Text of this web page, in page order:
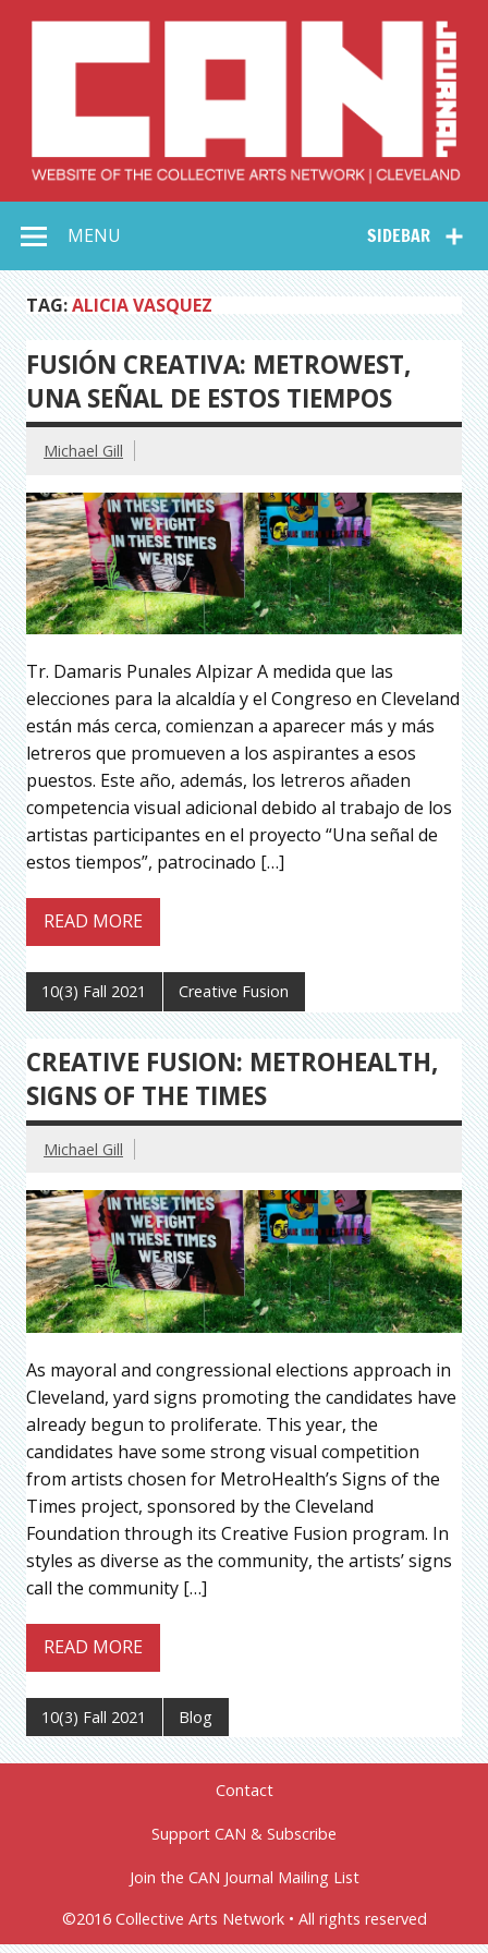
Collective Arts
Network –
CAN Journal
SIDEBAR
MENU
TAG:ALICIA VASQUEZ
FUSIÓN CREATIVA: METROWEST,
UNA SEÑAL DE ESTOS TIEMPOS
Michael Gill
Tr. Damaris Punales Alpizar A medida que las
elecciones para la alcaldía y el Congreso en Cleveland
están más cerca, comienzan a aparecer más y más
letreros que promueven a los aspirantes a esos
puestos. Este año, además, los letreros añaden
competencia visual adicional debido al trabajo de los
artistas participantes en el proyecto “Una señal de
estos tiempos”, patrocinado […]
READ MORE
10(3) Fall 2021 Creative Fusion
CREATIVE FUSION: METROHEALTH,
SIGNS OF THE TIMES
Michael Gill
As mayoral and congressional elections approach in
Cleveland, yard signs promoting the candidates have
already begun to proliferate. This year, the
candidates have some strong visual competition
from artists chosen for MetroHealth’s Signs of the
Times project, sponsored by the Cleveland
Foundation through its Creative Fusion program. In
styles as diverse as the community, the artists’ signs
call the community […]
READ MORE
10(3) Fall 2021 Blog
Contact
Support CAN & Subscribe
Join the CAN Journal Mailing List
©2016 Collective Arts Network • All rights reserved